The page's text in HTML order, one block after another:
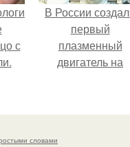
с
В России
первый
плазменный
двигатель на
словами